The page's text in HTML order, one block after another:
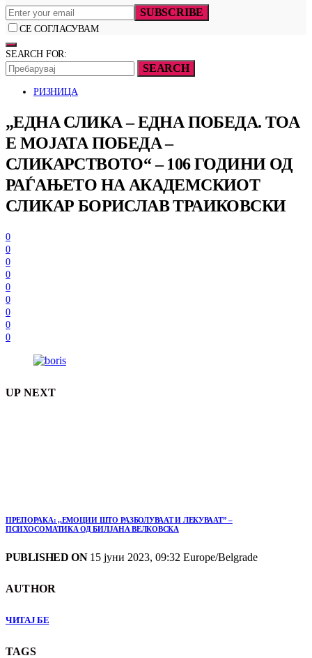
SUBSCRIBE
СЕ СОГЛАСУВАМ
SEARCH FOR:
SEARCH
РИЗНИЦА
„ЕДНА СЛИКА – ЕДНА ПОБЕДА. ТОА
Е МОЈАТА ПОБЕДА –
СЛИКАРСТВОТО“ – 106 ГОДИНИ ОД
РАЃАЊЕТО НА АКАДЕМСКИОТ
СЛИКАР БОРИСЛАВ ТРАИКОВСКИ
0
0
0
0
0
0
0
0
0
UP NEXT
ПРЕПОРАКА: ,,ЕМОЦИИ ШТО РАЗБОЛУВААТ И ЛЕКУВААТ” –
ПСИХОСОМАТИКА ОД БИЛЈАНА ВЕЛКОВСКА
PUBLISHED ON15 јуни 2023, 09:32 Europe/Belgrade
AUTHOR
ЧИТАЈ БЕ
TAGS